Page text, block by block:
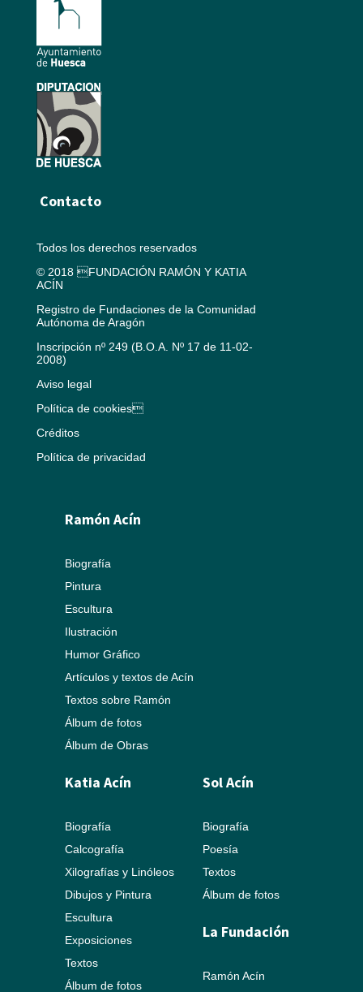
Contacto
Todos los derechos reservados
© 2018 FUNDACIÓN RAMÓN Y KATIA
ACÍN
Registro de Fundaciones de la Comunidad
Autónoma de Aragón
Inscripción nº 249 (B.O.A. Nº 17 de 11-02-
2008)
Aviso legal
Política de cookies
Créditos
Política de privacidad
Ramón Acín
Biografía
Pintura
Escultura
Ilustración
Humor Gráfico
Artículos y textos de Acín
Textos sobre Ramón
Álbum de fotos
Álbum de Obras
Katia Acín
Biografía
Calcografía
Xilografías y Linóleos
Dibujos y Pintura
Escultura
Exposiciones
Textos
Álbum de fotos
Sol Acín
Biografía
Poesía
Textos
Álbum de fotos
La Fundación
Ramón Acín